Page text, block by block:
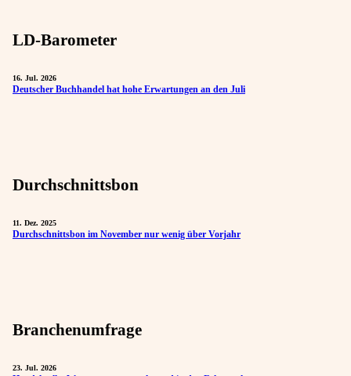
LD-Barometer
16. Jul. 2026
Deutscher Buchhandel hat hohe Erwartungen an den Juli
Durchschnittsbon
11. Dez. 2025
Durchschnittsbon im November nur wenig über Vorjahr
Branchenumfrage
23. Jul. 2026